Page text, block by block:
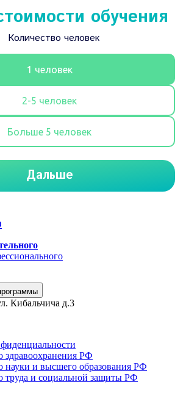
Кибальчича д.3
здравоохранения РФ
науки и высшего образования РФ
труда и социальной защиты РФ